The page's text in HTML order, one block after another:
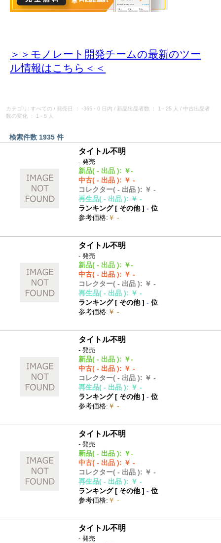
＞＞モノレート開発チームの最新のツー
ル情報はこちら＜＜
カテゴリ: すべての / 発売日 ： -365 - 0 日内 / 新品出品者数 ： 1 - 25 人 / 中古出品者
数の変化
： 1 - 5 人
検索件数 1935 件
タイトル不明
- 発売
新品( - 出品 ): ￥-
中古( - 出品 ): ￥ -
コレクター( - 出品 ): ￥ -
再生品( - 出品 ): ￥ -
ランキング [ その他]- 位
参考価格: ￥ -
タイトル不明
- 発売
新品( - 出品 ): ￥-
中古( - 出品 ): ￥ -
コレクター( - 出品 ): ￥ -
再生品( - 出品 ): ￥ -
ランキング [ その他]- 位
参考価格: ￥ -
タイトル不明
- 発売
新品( - 出品 ): ￥-
中古( - 出品 ): ￥ -
コレクター( - 出品 ): ￥ -
再生品( - 出品 ): ￥ -
ランキング [ その他]- 位
参考価格: ￥ -
タイトル不明
- 発売
新品( - 出品 ): ￥-
中古( - 出品 ): ￥ -
コレクター( - 出品 ): ￥ -
再生品( - 出品 ): ￥ -
ランキング [ その他]- 位
参考価格: ￥ -
タイトル不明
- 発売